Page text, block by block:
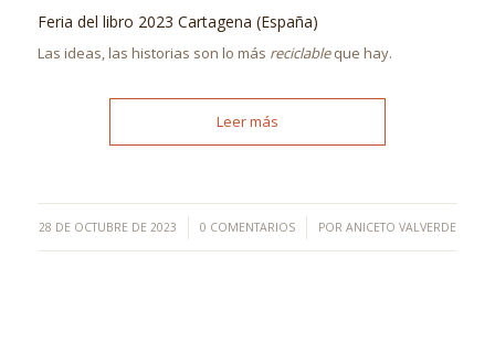
Feria del libro 2023 Cartagena (España)
Las ideas, las historias son lo más reciclableque hay.
Leer más
28 DE OCTUBRE DE 2023
/ 0 COMENTARIOS
/ POR ANICETO VALVERDE